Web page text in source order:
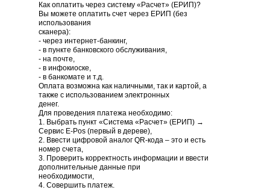
Как оплатить через систему «Расчет» (ЕРИП)?
Вы можете оплатить счет через ЕРИП (без
использования
сканера):
- через интернет-банкинг,
- в пункте банковского обслуживания,
- на почте,
- в инфокиоске,
- в банкомате и т.д.
Оплата возможна как наличными, так и картой, а
также с использованием электронных
денег.
Для проведения платежа необходимо:
1. Выбрать пункт «Система «Расчет» (ЕРИП) →
Сервис E-Pos (первый в дереве),
2. Ввести цифровой аналог QR-кода – это и есть
номер счета,
3. Проверить корректность информации и ввести
дополнительные данные при
необходимости,
4. Совершить платеж.